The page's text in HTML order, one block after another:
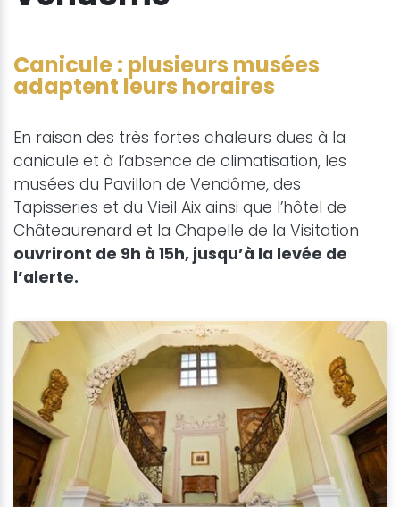
Canicule : plusieurs musées
adaptent leurs horaires
En raison des très fortes chaleurs dues à la
canicule et à l’absence de climatisation, les
musées du Pavillon de Vendôme, des
Tapisseries et du Vieil Aix ainsi que l’hôtel de
Châteaurenard et la Chapelle de la Visitation
ouvriront de 9h à 15h, jusqu’à la levée de
l’alerte.